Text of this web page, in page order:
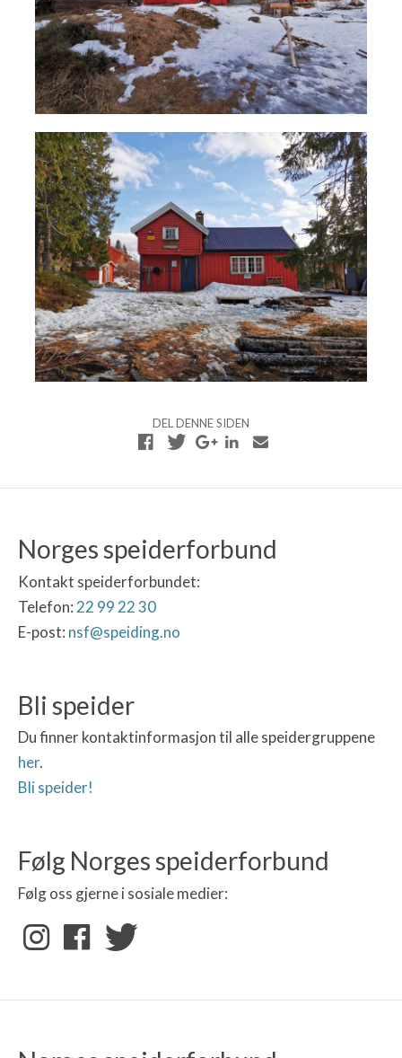
DEL DENNE SIDEN
Norges speiderforbund
Kontakt speiderforbundet:
Telefon: 22 99 22 30
E-post: nsf@speiding.no
Bli speider
Du finner kontaktinformasjon til alle speidergruppene
her.
Bli speider!
Følg Norges speiderforbund
Følg oss gjerne i sosiale medier: